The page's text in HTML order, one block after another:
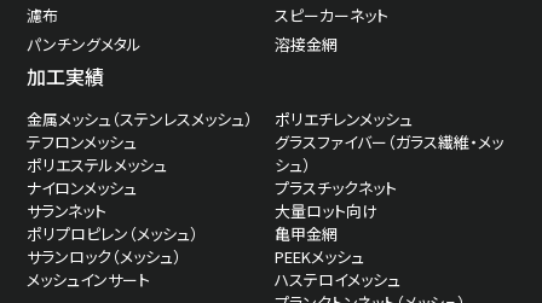
濾布
スピーカーネット
パンチングメタル
溶接金網
加工実績
金属メッシュ（ステンレスメッシュ）
テフロンメッシュ
ポリエステルメッシュ
ナイロンメッシュ
サランネット
ポリプロピレン（メッシュ）
サランロック（メッシュ）
メッシュインサート
ポリエチレンメッシュ
グラスファイバー（ガラス繊維・メッ
シュ）
プラスチックネット
大量ロット向け
亀甲金網
PEEKメッシュ
ハステロイメッシュ